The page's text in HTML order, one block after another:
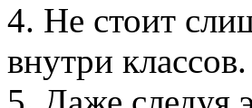
4. Не стоит
внутри